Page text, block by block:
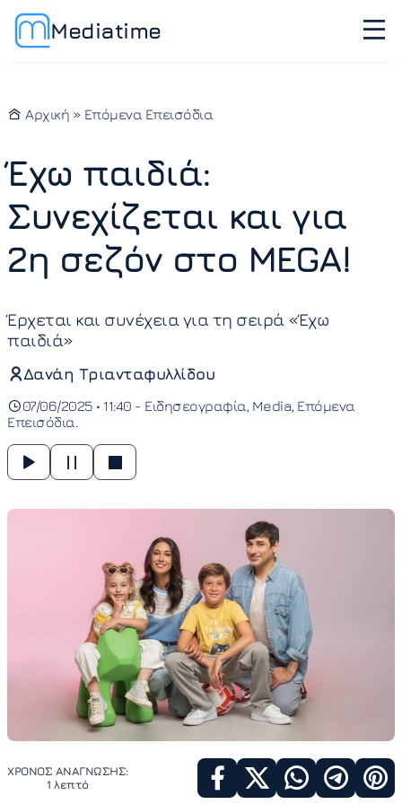
Mediatime
Αρχική » Επόμενα Επεισόδια
Έχω παιδιά:
Συνεχίζεται και για
2η σεζόν στο MEGA!
Έρχεται και συνέχεια για τη σειρά «Έχω
παιδιά»
Δανάη Τριανταφυλλίδου
07/06/2025 • 11:40 - Ειδησεογραφία Media Επόμενα
Επεισόδια
ΧΡΟΝΟΣ ΑΝΑΓΝΩΣΗΣ:
1 λεπτό